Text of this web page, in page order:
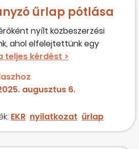
űrlap pótlása
nyílt közbeszerzési
ahol elfelejtettünk egy
Lehetséges egy
hogy az adott űrlap
csatoljanak az
augusztus 6.
EKR nyilatkozat űrlap